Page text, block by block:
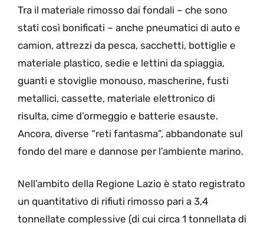
Tra il materiale rimosso dai fondali – che sono
stati così bonificati – anche pneumatici di auto e
camion, attrezzi da pesca, sacchetti, bottiglie e
materiale plastico, sedie e lettini da spiaggia,
guanti e stoviglie monouso, mascherine, fusti
metallici, cassette, materiale elettronico di
risulta, cime d’ormeggio e batterie esauste.
Ancora, diverse “reti fantasma”, abbandonate sul
fondo del mare e dannose per l’ambiente marino.
Nell’ambito della Regione Lazio è stato registrato
un quantitativo di rifiuti rimosso pari a 3,4
tonnellate complessive (di cui circa 1 tonnellata di